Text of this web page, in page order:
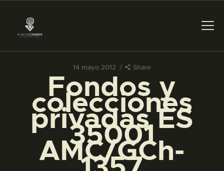
14 mayo 2012 Share
Fondos y
colecciones
privadas ES
35001
AMC/GCh-
PREPARAR LA VISITA
ACTIVIDADES
█